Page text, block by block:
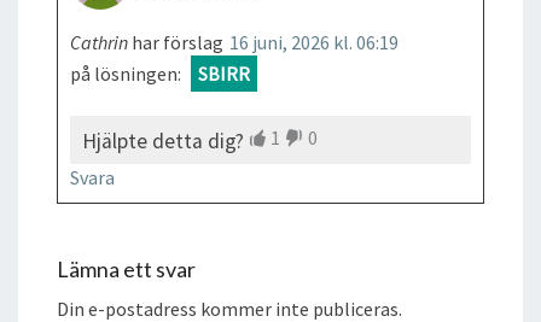
16 juni, 2026 kl. 06:19
Cathrin har förslag
på lösningen:
SBIRR
Hjälpte detta dig? 1
0
Svara
Lämna ett svar
Din e-postadress kommer inte publiceras.